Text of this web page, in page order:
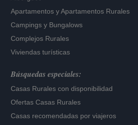
Apartamentos yApartamentos Rurales
Campings y Bungalows
Complejos Rurales
Viviendas turísticas
Búsquedas especiales:
Casas Rurales con disponibilidad
Ofertas Casas Rurales
Casas recomendadas por viajeros